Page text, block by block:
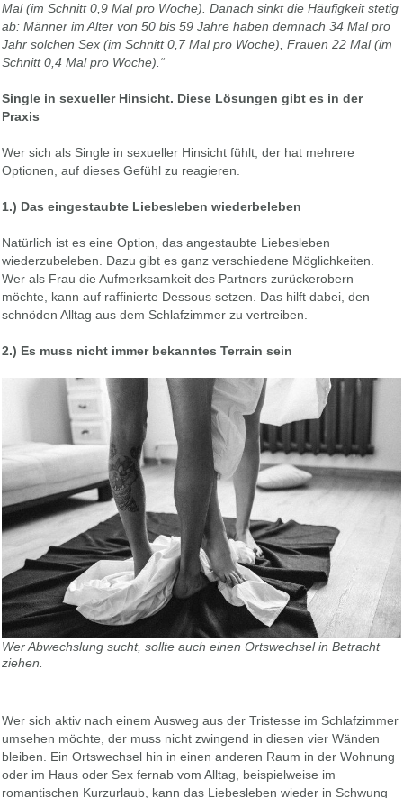
Mal (im Schnitt 0,9 Mal pro Woche). Danach sinkt die Häufigkeit stetig
ab: Männer im Alter von 50 bis 59 Jahre haben demnach 34 Mal pro
Jahr solchen Sex (im Schnitt 0,7 Mal pro Woche), Frauen 22 Mal (im
Schnitt 0,4 Mal pro Woche).“
Single in sexueller Hinsicht. Diese Lösungen gibt es in der
Praxis
Wer sich als Single in sexueller Hinsicht fühlt, der hat mehrere
Optionen, auf dieses Gefühl zu reagieren.
1.) Das eingestaubte Liebesleben wiederbeleben
Natürlich ist es eine Option, das angestaubte Liebesleben
wiederzubeleben. Dazu gibt es ganz verschiedene Möglichkeiten.
Wer als Frau die Aufmerksamkeit des Partners zurückerobern
möchte, kann auf raffinierte Dessous setzen. Das hilft dabei, den
schnöden Alltag aus dem Schlafzimmer zu vertreiben.
2.) Es muss nicht immer bekanntes Terrain sein
Wer Abwechslung sucht, sollte auch einen Ortswechsel in Betracht
ziehen.
Wer sich aktiv nach einem Ausweg aus der Tristesse im Schlafzimmer
umsehen möchte, der muss nicht zwingend in diesen vier Wänden
bleiben. Ein Ortswechsel hin in einen anderen Raum in der Wohnung
oder im Haus oder Sex fernab vom Alltag, beispielweise im
romantischen Kurzurlaub, kann das Liebesleben wieder in Schwung